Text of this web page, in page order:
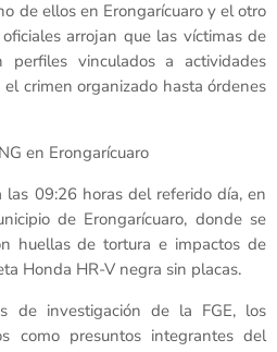
de ellos en Erongarícuaro y el otro
arrojan que las víctimas de
perfiles vinculados a actividades
crimen organizado hasta órdenes
en Erongarícuaro
las 09:26 horas del referido día, en
de Erongarícuaro, donde se
huellas de tortura e impactos de
Honda HR-V negra sin placas.
de investigación de la FGE, los
como presuntos integrantes del